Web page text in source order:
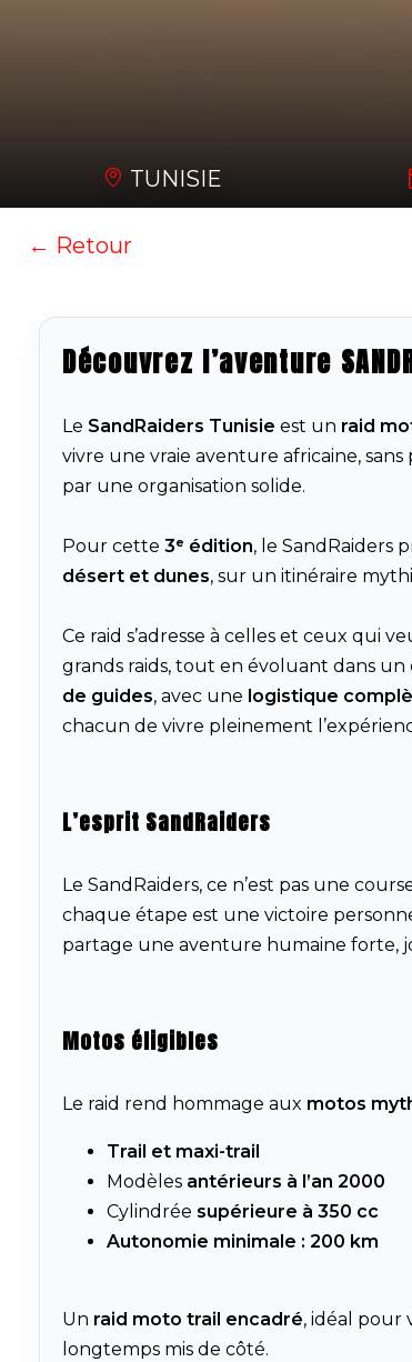
TUNISIE
← Retour
Découvrez l’aventure
Le SandRaiders Tunisie est un raid
vivre une vraie aventure africaine,
par une organisation solide.
Pour cette 3ᵉ édition, le SandRaiders
désert et dunes, sur un itinéraire
Ce raid s’adresse à celles et ceux qui
grands raids, tout en évoluant dans
de guides, avec une logistique
chacun de vivre pleinement
L’esprit SandRaiders
Le SandRaiders, ce n’est pas une
chaque étape est une victoire
partage une aventure humaine forte,
Motos éligibles
Le raid rend hommage aux motos
Trail et maxi-trail
Modèles antérieurs à l’an 2000
Cylindrée supérieure à 350 cc
Autonomie minimale : 200 km
Un raid moto trail encadré, idéal pour
longtemps mis de côté.